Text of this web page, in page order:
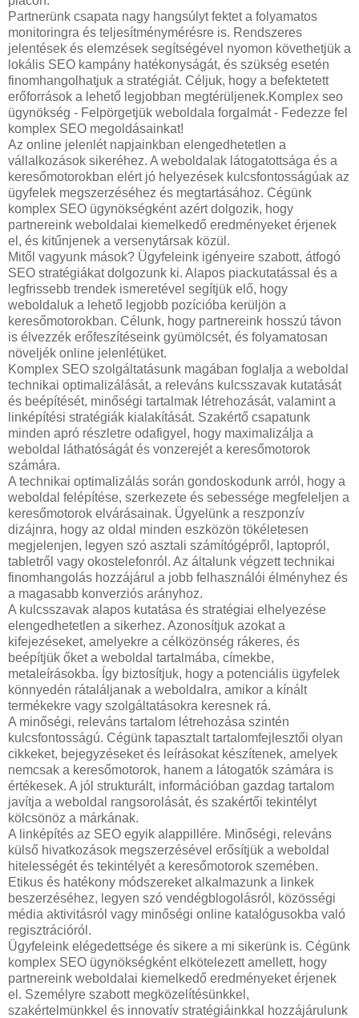
Partnerünk csapata nagy hangsúlyt fektet a folyamatos
monitoringra és teljesítménymérésre is. Rendszeres
jelentések és elemzések segítségével nyomon követhetjük a
lokális SEO kampány hatékonyságát, és szükség esetén
finomhangolhatjuk a stratégiát. Céljuk, hogy a befektetett
erőforrások a lehető legjobban megtérüljenek.Komplex seo
ügynökség - Felpörgetjük weboldala forgalmát - Fedezze fel
komplex SEO megoldásainkat!
Az online jelenlét napjainkban elengedhetetlen a
vállalkozások sikeréhez. A weboldalak látogatottsága és a
keresőmotorokban elért jó helyezések kulcsfontosságúak az
ügyfelek megszerzéséhez és megtartásához. Cégünk
komplex SEO ügynökségként azért dolgozik, hogy
partnereink weboldalai kiemelkedő eredményeket érjenek
el, és kitűnjenek a versenytársak közül.
Mitől vagyunk mások? Ügyfeleink igényeire szabott, átfogó
SEO stratégiákat dolgozunk ki. Alapos piackutatással és a
legfrissebb trendek ismeretével segítjük elő, hogy
weboldaluk a lehető legjobb pozícióba kerüljön a
keresőmotorokban. Célunk, hogy partnereink hosszú távon
is élvezzék erőfeszítéseink gyümölcsét, és folyamatosan
növeljék online jelenlétüket.
Komplex SEO szolgáltatásunk magában foglalja a weboldal
technikai optimalizálását, a releváns kulcsszavak kutatását
és beépítését, minőségi tartalmak létrehozását, valamint a
linképítési stratégiák kialakítását. Szakértő csapatunk
minden apró részletre odafigyel, hogy maximalizálja a
weboldal láthatóságát és vonzerejét a keresőmotorok
számára.
A technikai optimalizálás során gondoskodunk arról, hogy a
weboldal felépítése, szerkezete és sebessége megfeleljen a
keresőmotorok elvárásainak. Ügyelünk a reszponzív
dizájnra, hogy az oldal minden eszközön tökéletesen
megjelenjen, legyen szó asztali számítógépről, laptopról,
tabletről vagy okostelefonról. Az általunk végzett technikai
finomhangolás hozzájárul a jobb felhasználói élményhez és
a magasabb konverziós arányhoz.
A kulcsszavak alapos kutatása és stratégiai elhelyezése
elengedhetetlen a sikerhez. Azonosítjuk azokat a
kifejezéseket, amelyekre a célközönség rákeres, és
beépítjük őket a weboldal tartalmába, címekbe,
metaleírásokba. Így biztosítjuk, hogy a potenciális ügyfelek
könnyedén rátaláljanak a weboldalra, amikor a kínált
termékekre vagy szolgáltatásokra keresnek rá.
A minőségi, releváns tartalom létrehozása szintén
kulcsfontosságú. Cégünk tapasztalt tartalomfejlesztői olyan
cikkeket, bejegyzéseket és leírásokat készítenek, amelyek
nemcsak a keresőmotorok, hanem a látogatók számára is
értékesek. A jól strukturált, információban gazdag tartalom
javítja a weboldal rangsorolását, és szakértői tekintélyt
kölcsönöz a márkának.
A linképítés az SEO egyik alappillére. Minőségi, releváns
külső hivatkozások megszerzésével erősítjük a weboldal
hitelességét és tekintélyét a keresőmotorok szemében.
Etikus és hatékony módszereket alkalmazunk a linkek
beszerzéséhez, legyen szó vendégblogolásról, közösségi
média aktivitásról vagy minőségi online katalógusokba való
regisztrációról.
Ügyfeleink elégedettsége és sikere a mi sikerünk is. Cégünk
komplex SEO ügynökségként elkötelezett amellett, hogy
partnereink weboldalai kiemelkedő eredményeket érjenek
el. Személyre szabott megközelítésünkkel,
szakértelmünkkel és innovatív stratégiáinkkal hozzájárulunk